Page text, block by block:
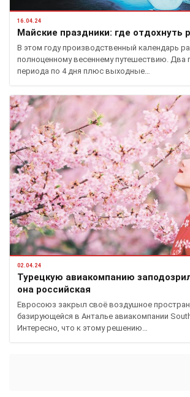
16.04.24
Майские праздники: где отдохнуть
В этом году производственный календарь
полноценному весеннему путешествию. Два
периода по 4 дня плюс выходные…
02.04.24
Турецкую авиакомпанию
она российская
Евросоюз закрыл своё воздушное
базирующейся в Анталье авиакомпании
Интересно, что к этому решению…